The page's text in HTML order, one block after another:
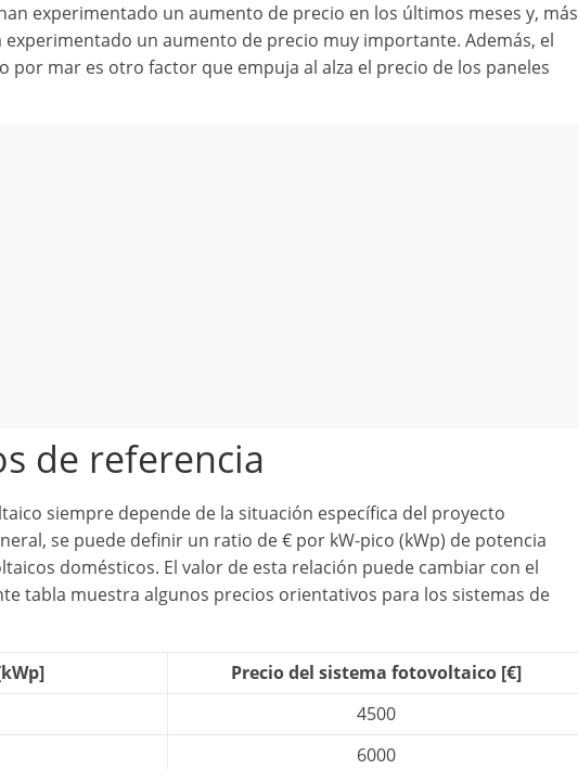
experimentado un aumento de precio en los últimos meses y, más
un aumento de precio muy importante. Además, el
por mar es otro factor que empuja al alza el precio de los paneles
de referencia
siempre depende de la situación específica del proyecto
se puede definir un ratio de € por kW-pico (kWp) de potencia
domésticos. El valor de esta relación puede cambiar con el
tabla muestra algunos precios orientativos para los sistemas de
Precio del sistema fotovoltaico [€]
4500
6000